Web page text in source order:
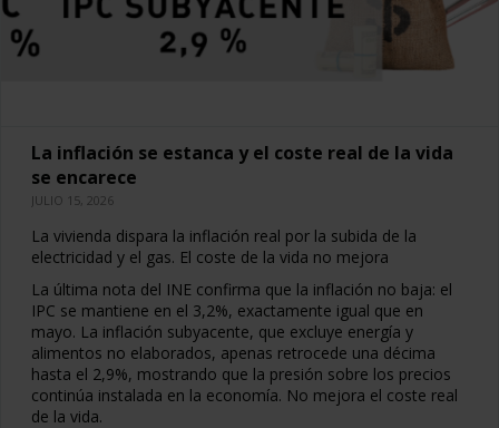
La inflación se estanca y el coste real de la vida
se encarece
JULIO 15, 2026
La vivienda dispara la inflación real por la subida de la
electricidad y el gas. El coste de la vida no mejora
La última nota del INE confirma que la inflación no baja: el
IPC se mantiene en el 3,2%, exactamente igual que en
mayo. La inflación subyacente, que excluye energía y
alimentos no elaborados, apenas retrocede una décima
hasta el 2,9%, mostrando que la presión sobre los precios
continúa instalada en la economía. No mejora el coste real
de la vida.